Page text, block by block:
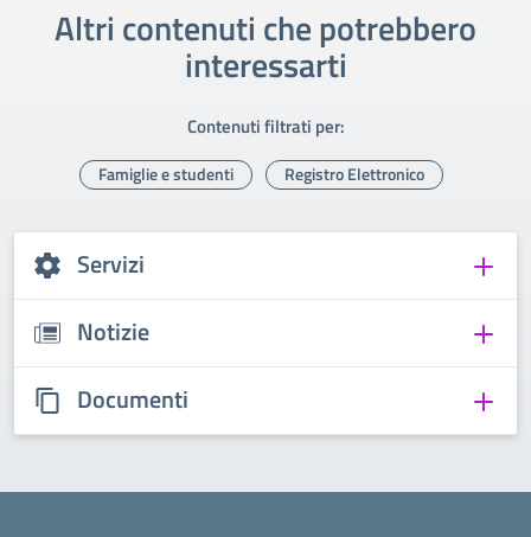
Altri contenuti che potrebbero
interessarti
Contenuti filtrati per:
Famiglie e studenti Registro Elettronico
Servizi
Notizie
Documenti